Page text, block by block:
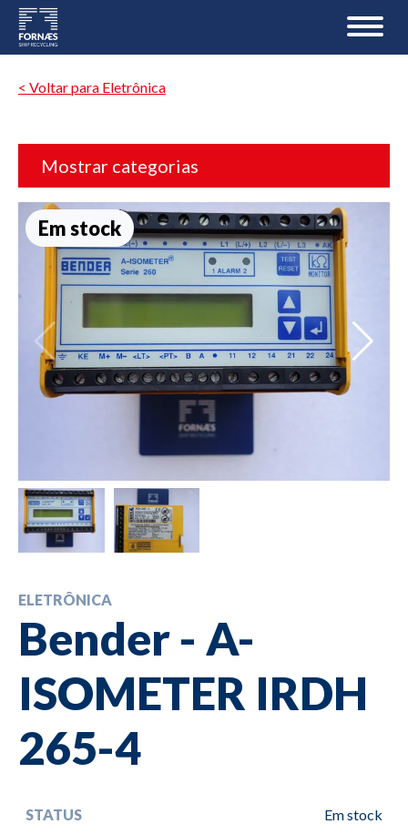
< Voltar para Eletrônica
Mostrar categorias
Em stock
ELETRÔNICA
Bender - A-
ISOMETER IRDH
265-4
STATUS Em stock